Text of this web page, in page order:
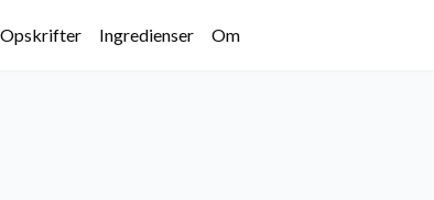
Opskrifter Ingredienser Om